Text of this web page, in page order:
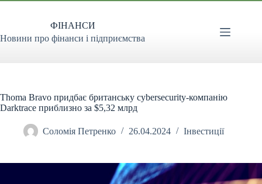
Перейти
ФІНАНСИ
Новини про фінанси і підприємства
Thoma Bravo придбає британську cybersecurity-компанію
Darktrace приблизно за $5,32 млрд
Соломія Петренко 26.04.2024 Інвестиції